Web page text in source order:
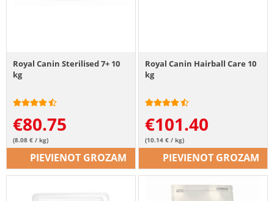
Royal Canin Sterilised 7+ 10
kg
€80.75
(8.08 € / kg)
PIEVIENOT GROZAM
Royal Canin Hairball Care 10
kg
€101.40
(10.14 € / kg)
PIEVIENOT GROZAM